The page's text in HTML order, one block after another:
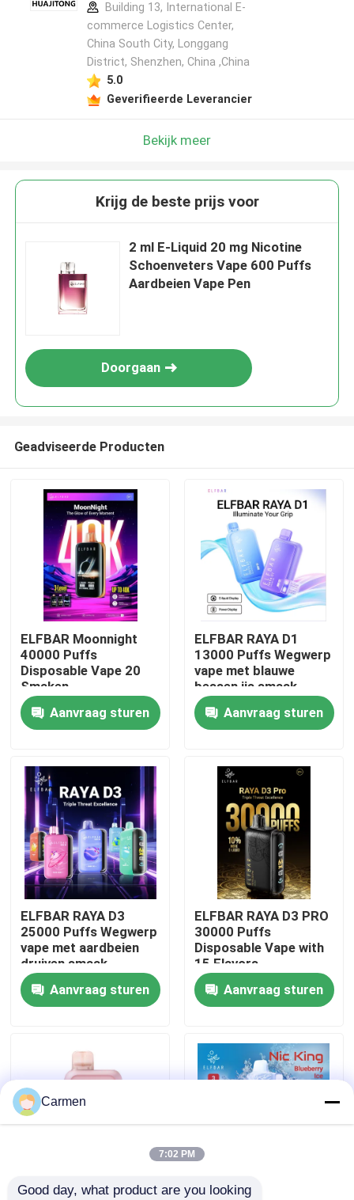
Producten
Videos
Over ons
Fabrieksreis
Kwaliteitscontrole
Vraag een offerte aan
ELFBAR Vape
Building 13, International E-
commerce Logistics Center,
China South City, Longgang
District, Shenzhen, China ,China
5.0
Geverifieerde Leverancier
Bekijk meer
Krijg de beste prijs voor
2 ml E-Liquid 20 mg Nicotine
Schoenveters Vape 600 Puffs
Aardbeien Vape Pen
Doorgaan
Geadviseerde Producten
ELFBAR Moonnight
40000 Puffs
Disposable Vape 20
Smaken
Aanvraag sturen
ELFBAR RAYA D1
13000 Puffs Wegwerp
vape met blauwe
bessen ijs smaak
Aanvraag sturen
ELFBAR RAYA D3
25000 Puffs Wegwerp
vape met aardbeien
druiven smaak
Aanvraag sturen
ELFBAR RAYA D3 PRO
30000 Puffs
Disposable Vape with
15 Flavors
Aanvraag sturen
85 x 43 x 22 mm ELFBAR NICKING
Carmen
7:02 PM
Good day, what product are you looking